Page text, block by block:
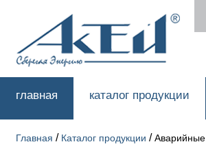
главная каталог продукции
Главная / Каталог продукции /Аварийные